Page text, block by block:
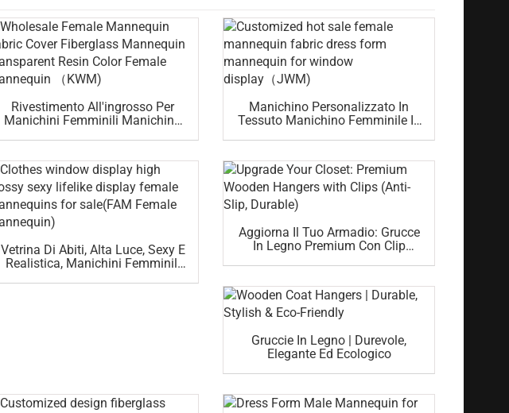
Rivestimento All'ingrosso Per
Manichini Femminili Manichino
Femminile (KWM)
Manichino Personalizzato In
Tessuto Manichino Femminile In
Vetrina Di Abiti, Alta Luce, Sexy E
Realistica, Manichini Femminili
Aggiorna Il Tuo Armadio: Grucce
In Legno Premium Con Clip
Gruccie In Legno | Durevole,
Elegante Ed Ecologico